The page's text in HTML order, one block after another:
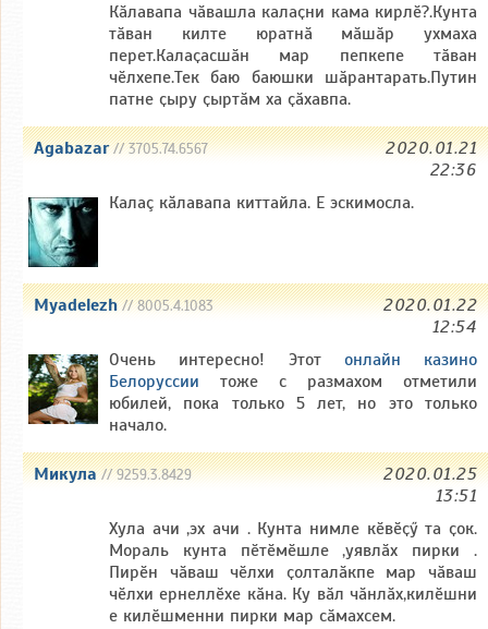
Кӑлавапа чӑвашла калаҫни кама кирлӗ?.Кунта
тӑван килте юратнӑ мӑшӑр ухмаха
перет.Калаҫасшӑн мар пепкепе тӑван
чӗлхепе.Тек баю баюшки шӑрантарать.Путин
патне ҫыру ҫыртӑм ха ҫӑхавпа.
Agabazar// 3705.74.6567
2020.01.21
22:36
Калаç кăлавапа киттайла. Е эскимосла.
Myadelezh// 8005.4.1083
2020.01.22
12:54
Очень интересно! Этот онлайн казино
Белоруссии тоже с размахом отметили
юбилей, пока только 5 лет, но это только
начало.
Микула// 9259.3.8429
2020.01.25
13:51
Хула ачи ,эх ачи . Кунта нимле кӗвӗҫӳ та ҫок.
Мораль кунта пӗтӗмӗшле ,уявлӑх пирки .
Пирӗн чӑваш чӗлхи ҫолталӑкпе мар чӑваш
чӗлхи ернеллӗхе кӑна. Ку вӑл чӑнлӑх,килӗшни
е килӗшменни пирки мар сӑмахсем.